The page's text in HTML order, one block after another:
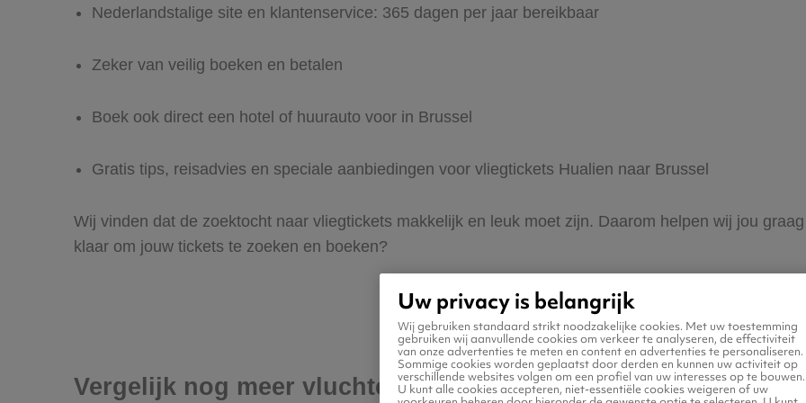
Nederlandstalige site en klantenservice: 365 dagen per jaar bereikbaar
Zeker van veilig boeken en betalen
Boek ook direct een hotel of huurauto voor in Brussel
Gratis tips, reisadvies en speciale aanbiedingen voor vliegtickets Hualien naar Brussel
Wij vinden dat de zoektocht naar vliegtickets makkelijk en leuk moet zijn. Daarom helpen wij jou
klaar om jouw tickets te zoeken en boeken?
Vergelijk nog meer vluchten naar Brussel
Uw privacy is belangrijk
Wij gebruiken standaard strikt noodzakelijke cookies. Met uw toestemming
gebruiken wij aanvullende cookies om verkeer te analyseren, de effectiviteit
van onze advertenties te meten en content en advertenties te personaliseren.
Sommige cookies worden geplaatst door derden en kunnen uw activiteit op
verschillende websites volgen om een profiel van uw interesses op te bouwen.
U kunt alle cookies accepteren, niet-essentiële cookies weigeren of uw